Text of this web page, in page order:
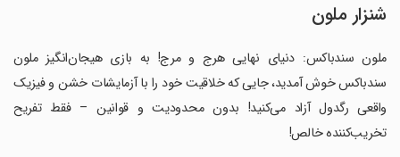
شنزار ملون
ملون سندباکس: دنیای نهایی هرج و مرج! به بازی هیجان‌انگیز ملون
سندباکس خوش آمدید، جایی که خلاقیت خود را با آزمایشات خشن و فیزیک
واقعی رگدول آزاد می‌کنید! بدون محدودیت و قوانین – فقط تفریح
تخریب‌کننده خالص!